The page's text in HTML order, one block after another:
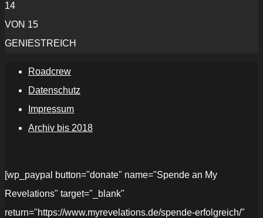
14
VON 15
GENIESTREICH
Roadcrew
Datenschutz
Impressum
Archiv bis 2018
[wp_paypal button="donate" name="Spende an My
Revelations" target="_blank"
return="https://www.myrevelations.de/spende-erfolgreich/"